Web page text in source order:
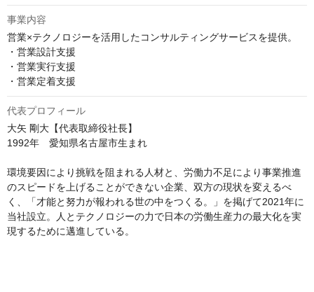
事業内容
営業×テクノロジーを活用したコンサルティングサービスを提供。
・営業設計支援
・営業実行支援
・営業定着支援
代表プロフィール
大矢 剛大【代表取締役社長】
1992年　愛知県名古屋市生まれ
環境要因により挑戦を阻まれる人材と、労働力不足により事業推進
のスピードを上げることができない企業、双方の現状を変えるべ
く、「才能と努力が報われる世の中をつくる。」を掲げて2021年に
当社設立。人とテクノロジーの力で日本の労働生産力の最大化を実